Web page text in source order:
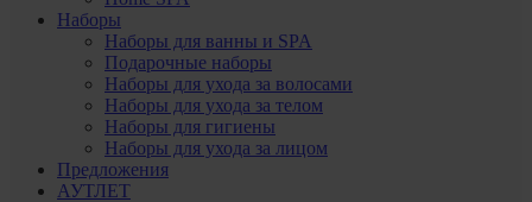
Наборы
Наборы для ванны и SPA
Подарочные наборы
Наборы для ухода за волосами
Наборы для ухода за телом
Наборы для гигиены
Наборы для ухода за лицом
Предложения
АУТЛЕТ